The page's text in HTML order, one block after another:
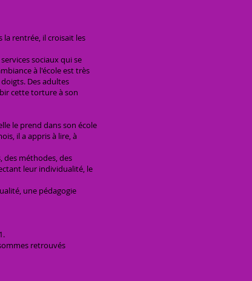
rentrée, il croisait les
sociaux qui se
à l'école est très
Des adultes
cette torture à son
le prend dans son école
il a appris à lire, à
des méthodes, des
leur individualité, le
une pédagogie
retrouvés